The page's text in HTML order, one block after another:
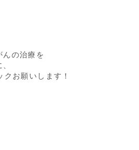
の治療を
お願いします！